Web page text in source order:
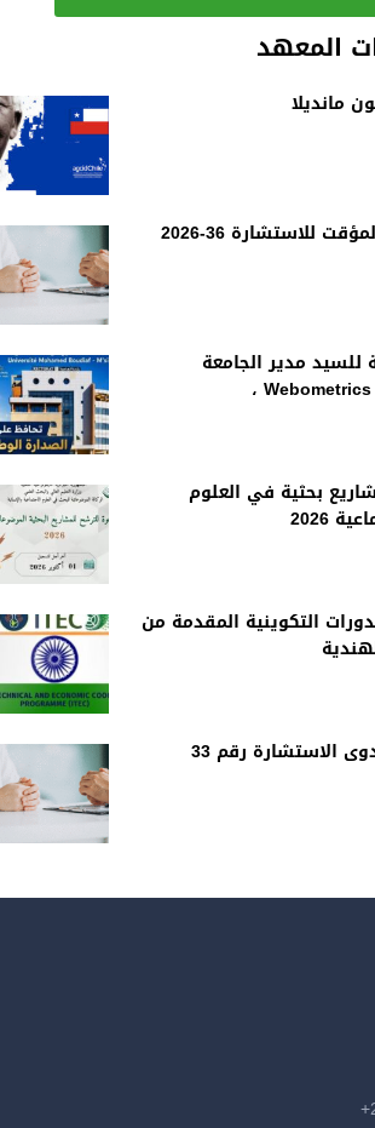
المعهد
مانديلا
للاستشارة 36-2026
للسيد مدير الجامعة
بحثية في العلوم
2026
التكوينية المقدمة من
الاستشارة رقم 33